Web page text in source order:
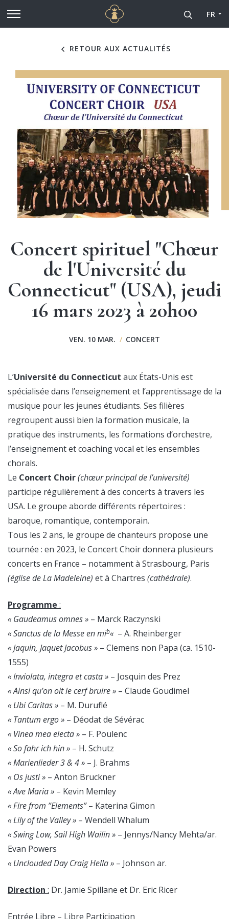
Aller au contenu principal Cathédrale Notre-Dame
FR
RETOUR AUX ACTUALITÉS
Concert spirituel "Chœur
de l'Université du
Connecticut" (USA), jeudi
16 mars 2023 à 20h00
VEN. 10 MAR. / CONCERT
L’Université du Connecticut aux États-Unis est
spécialisée dans l’enseignement et l’apprentissage de la
musique pour les jeunes étudiants. Ses filières
regroupent aussi bien la formation musicale, la
pratique des instruments, les formations d’orchestre,
l’enseignement et coaching vocal et les ensembles
chorals.
Le Concert Choir(chœur principal de l’université)
participe régulièrement à des concerts à travers les
USA. Le groupe aborde différents répertoires :
baroque, romantique, contemporain.
Tous les 2 ans, le groupe de chanteurs propose une
tournée : en 2023, le Concert Choir donnera plusieurs
concerts en France – notamment à Strasbourg, Paris
(église de La Madeleine) et à Chartres (cathédrale).
Programme :
« Gaudeamus omnes » – Marck Raczynski
« Sanctus de la Messe en mib« – A. Rheinberger
« Jaquin, Jaquet Jacobus » – Clemens non Papa (ca. 1510-
1555)
« Inviolata, integra et casta » – Josquin des Prez
« Ainsi qu’on oit le cerf bruire » – Claude Goudimel
« Ubi Caritas » – M. Duruflé
« Tantum ergo » – Déodat de Sévérac
« Vinea mea electa » – F. Poulenc
« So fahr ich hin » – H. Schutz
« Marienlieder 3 & 4 » – J. Brahms
« Os justi » – Anton Bruckner
« Ave Maria » – Kevin Memley
« Fire from ”Elements”– Katerina Gimon
« Lily of the Valley » – Wendell Whalum
« Swing Low, Sail High Wailin » – Jennys/Nancy Mehta/ar.
Evan Powers
« Unclouded Day Craig Hella » – Johnson ar.
Direction : Dr. Jamie Spillane et Dr. Eric Ricer
Entrée Libre – Libre Participation